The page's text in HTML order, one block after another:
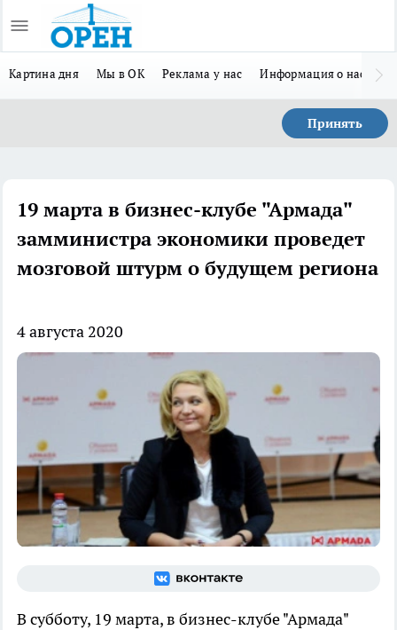
Картина дня Мы в ОК Реклама у нас Информация о нас
Принять
19 марта в бизнес-клубе "Армада"
замминистра экономики проведет
мозговой штурм о будущем региона
4 августа 2020
В субботу, 19 марта, в бизнес-клубе "Армада"